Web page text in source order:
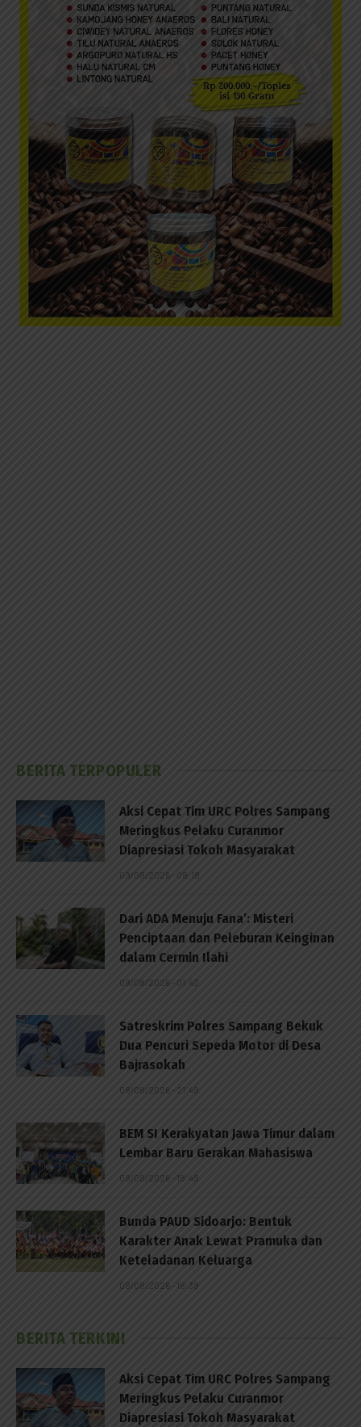
BERITA TERPOPULER
Aksi Cepat Tim URC Polres Sampang
Meringkus Pelaku Curanmor
Diapresiasi Tokoh Masyarakat
09/08/2026 - 08:18
Dari ADA Menuju Fana’: Misteri
Penciptaan dan Peleburan Keinginan
dalam Cermin Ilahi
09/08/2026 - 01:42
Satreskrim Polres Sampang Bekuk
Dua Pencuri Sepeda Motor di Desa
Bajrasokah
08/08/2026 - 21:48
BEM SI Kerakyatan Jawa Timur dalam
Lembar Baru Gerakan Mahasiswa
08/08/2026 - 18:48
Bunda PAUD Sidoarjo: Bentuk
Karakter Anak Lewat Pramuka dan
Keteladanan Keluarga
08/08/2026 - 18:39
BERITA TERKINI
Aksi Cepat Tim URC Polres Sampang
Meringkus Pelaku Curanmor
Diapresiasi Tokoh Masyarakat